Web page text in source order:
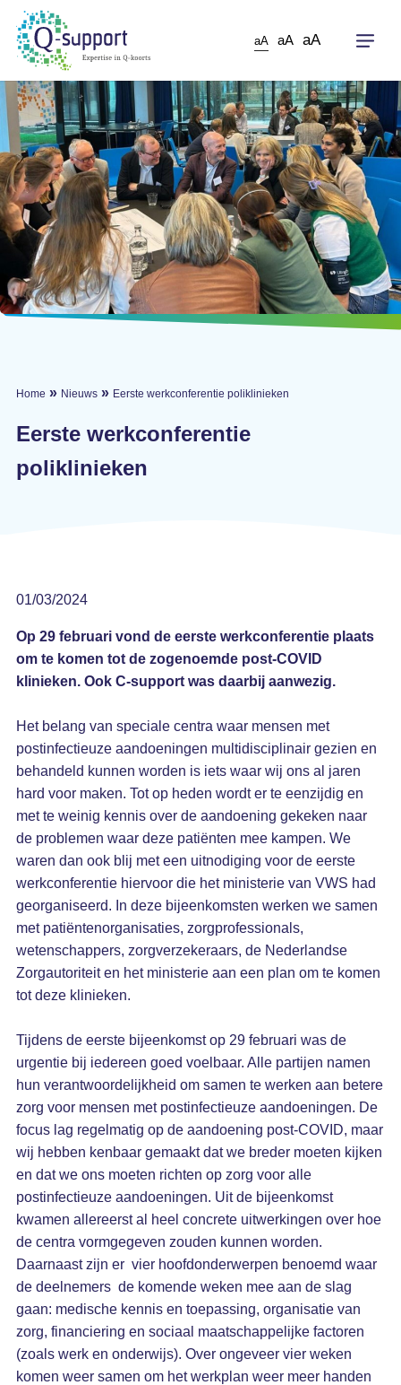
Skip
main
content
aA aA aA
Home » Nieuws» Eerste werkconferentie poliklinieken
Eerste werkconferentie
poliklinieken
01/03/2024
Op 29 februari vond de eerste werkconferentie plaats
om te komen tot de zogenoemde post-COVID
klinieken. Ook C-support was daarbij aanwezig.
Het belang van speciale centra waar mensen met
postinfectieuze aandoeningen multidisciplinair gezien en
behandeld kunnen worden is iets waar wij ons al jaren
hard voor maken. Tot op heden wordt er te eenzijdig en
met te weinig kennis over de aandoening gekeken naar
de problemen waar deze patiënten mee kampen. We
waren dan ook blij met een uitnodiging voor de eerste
werkconferentie hiervoor die het ministerie van VWS had
georganiseerd. In deze bijeenkomsten werken we samen
met patiëntenorganisaties, zorgprofessionals,
wetenschappers, zorgverzekeraars, de Nederlandse
Zorgautoriteit en het ministerie aan een plan om te komen
tot deze klinieken.
Tijdens de eerste bijeenkomst op 29 februari was de
urgentie bij iedereen goed voelbaar. Alle partijen namen
hun verantwoordelijkheid om samen te werken aan betere
zorg voor mensen met postinfectieuze aandoeningen. De
focus lag regelmatig op de aandoening post-COVID, maar
wij hebben kenbaar gemaakt dat we breder moeten kijken
en dat we ons moeten richten op zorg voor alle
postinfectieuze aandoeningen. Uit de bijeenkomst
kwamen allereerst al heel concrete uitwerkingen over hoe
de centra vormgegeven zouden kunnen worden.
Daarnaast zijn er vier hoofdonderwerpen benoemd waar
de deelnemers de komende weken mee aan de slag
gaan: medische kennis en toepassing, organisatie van
zorg, financiering en sociaal maatschappelijke factoren
(zoals werk en onderwijs). Over ongeveer vier weken
komen weer samen om het werkplan weer meer handen